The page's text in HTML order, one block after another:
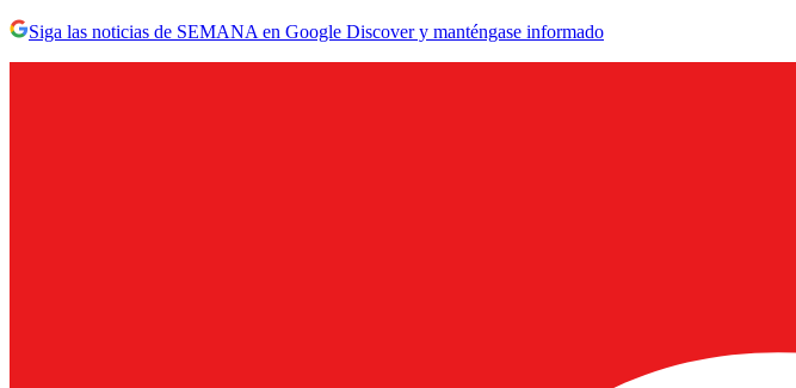
Siga las noticias de SEMANA en Google Discover y manténgase informado